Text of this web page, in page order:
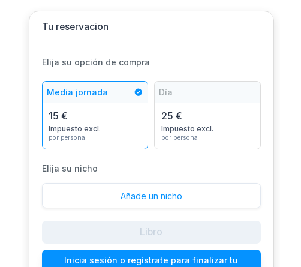
Tu reservacion
Elija su opción de compra
Media jornada
15 €
Impuesto excl.
por persona
Día
25 €
Impuesto excl.
por persona
Elija su nicho
Añade un nicho
Libro
Inicia sesión o regístrate para finalizar tu